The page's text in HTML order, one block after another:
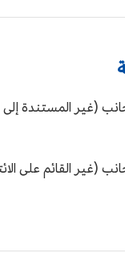
(غير المستندة
(غير القائم على